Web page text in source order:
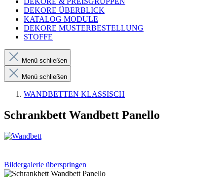
DEKORE ÜBERBLICK
KATALOG MODULE
DEKORE MUSTERBESTELLUNG
STOFFE
Menü schließen
Menü schließen
WANDBETTEN KLASSISCH
Schrankbett Wandbett Panello
Bildergalerie überspringen